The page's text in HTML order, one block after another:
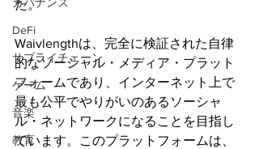
DeFi
サプライチェーン
ゲーム
音楽
教育
た。
Waivlengthは、完全に検証された自律
的なソーシャル・メディア・プラット
フォームであり、インターネット上で
最も公平でやりがいのあるソーシャ
ル・ネットワークになることを目指し
ています。このプラットフォームは、